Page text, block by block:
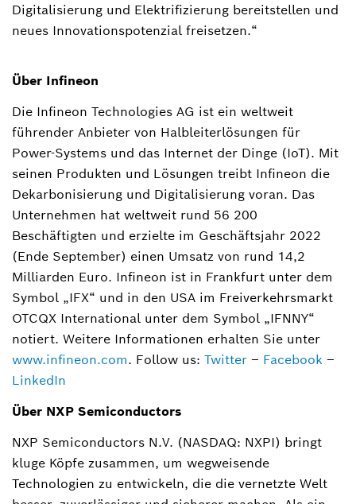
Digitalisierung und Elektrifizierung bereitstellen und
neues Innovationspotenzial freisetzen.“
Über Infineon
Die Infineon Technologies AG ist ein weltweit
führender Anbieter von Halbleiterlösungen für
Power-Systems und das Internet der Dinge (IoT). Mit
seinen Produkten und Lösungen treibt Infineon die
Dekarbonisierung und Digitalisierung voran. Das
Unternehmen hat weltweit rund 56 200
Beschäftigten und erzielte im Geschäftsjahr 2022
(Ende September) einen Umsatz von rund 14,2
Milliarden Euro. Infineon ist in Frankfurt unter dem
Symbol „IFX“ und in den USA im Freiverkehrsmarkt
OTCQX International unter dem Symbol „IFNNY“
notiert. Weitere Informationen erhalten Sie unter
www.infineon.com. Follow us: Twitter – Facebook –
LinkedIn
Über NXP Semiconductors
NXP Semiconductors N.V. (NASDAQ: NXPI) bringt
kluge Köpfe zusammen, um wegweisende
Technologien zu entwickeln, die die vernetzte Welt